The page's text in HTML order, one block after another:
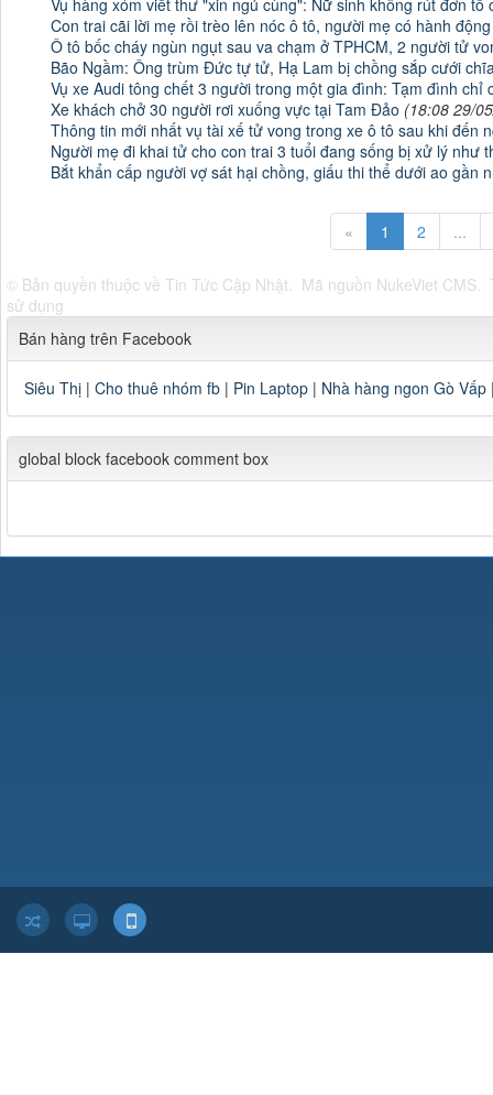
Con trai cãi lời mẹ rồi trèo lên nóc ô tô, người mẹ có hành
Ô tô bốc cháy ngùn ngụt sau va chạm ở TPHCM, 2 người tử
Bão Ngầm: Ông trùm Đức tự tử, Hạ Lam bị chồng sắp cưới
Vụ xe Audi tông chết 3 người trong một gia đình: Tạm đình chỉ
Xe khách chở 30 người rơi xuống vực tại Tam Đảo (18:08 29/
Thông tin mới nhất vụ tài xế tử vong trong xe ô tô sau khi đến
Người mẹ đi khai tử cho con trai 3 tuổi đang sống bị xử lý như
Bắt khẩn cấp người vợ sát hại chồng, giấu thi thể dưới ao gần
« 1 2 ...
© Bản quyền thuộc về Tin Tức Cập Nhật Mã nguồn NukeViet CMS
sử dụng
Bán hàng trên Facebook
Siêu Thị | Cho thuê nhóm fb | Pin Laptop | Nhà hàng ngon Gò Vấp
global block facebook comment box